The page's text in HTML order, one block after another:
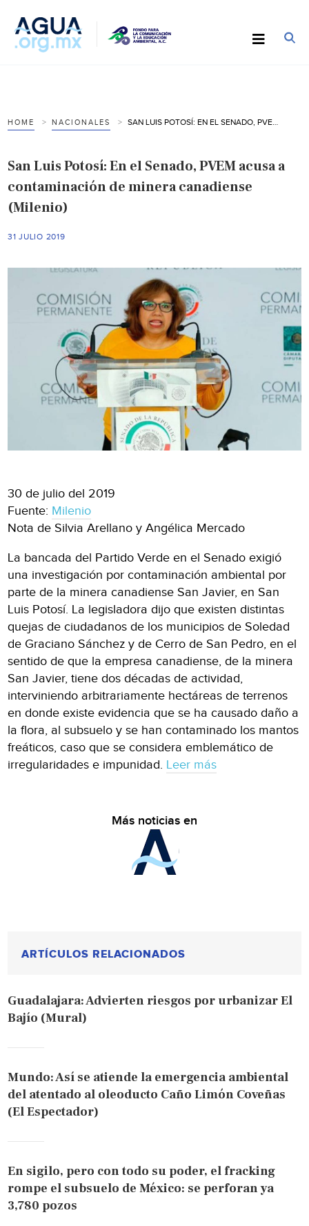
HOME NACIONALES
San Luis Potosí: En el Senado, PVEM acusa a
contaminación de minera canadiense
(Milenio)
31 JULIO 2019
30 de julio del 2019
Fuente: Milenio
Nota de Silvia Arellano y Angélica Mercado
La bancada del Partido Verde en el Senado exigió
una investigación por contaminación ambiental por
parte de la minera canadiense San Javier, en San
Luis Potosí. La legisladora dijo que existen distintas
quejas de ciudadanos de los municipios de Soledad
de Graciano Sánchez y de Cerro de San Pedro, en el
sentido de que la empresa canadiense, de la minera
San Javier, tiene dos décadas de actividad,
interviniendo arbitrariamente hectáreas de terrenos
en donde existe evidencia que se ha causado daño a
la flora, al subsuelo y se han contaminado los mantos
freáticos, caso que se considera emblemático de
irregularidades e impunidad. Leer más
Más noticias en
ARTÍCULOS RELACIONADOS
Guadalajara: Advierten riesgos por urbanizar El
Bajío (Mural)
Mundo: Así se atiende la emergencia ambiental
del atentado al oleoducto Caño Limón Coveñas
(El Espectador)
En sigilo, pero con todo su poder, el fracking
rompe el subsuelo de México: se perforan ya
3,780 pozos